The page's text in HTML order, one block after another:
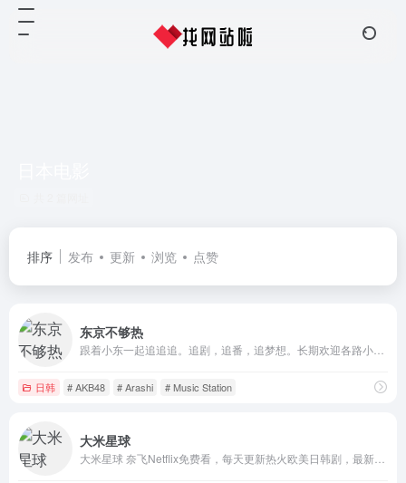
排序 发布 更新 浏览 点赞
东京不够热
日韩 # AKB48 # Arashi # Music Station
大米星球